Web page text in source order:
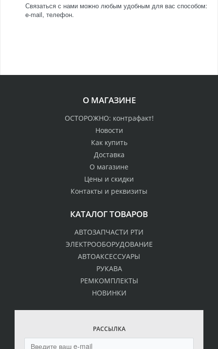
Связаться с нами можно любым удобным для вас способом:
e-mail, телефон.
О МАГАЗИНЕ
ОСТОРОЖНО: контрафакт!
Новости
Как купить
Доставка
О магазине
Цены и скидки
Контакты и реквизиты
КАТАЛОГ ТОВАРОВ
АВТОЗАПЧАСТИ РТИ
ЭЛЕКТРООБОРУДОВАНИЕ
АВТОАКСЕССУАРЫ
РУКАВА
РЕМКОМПЛЕКТЫ
НОВИНКИ
РАССЫЛКА